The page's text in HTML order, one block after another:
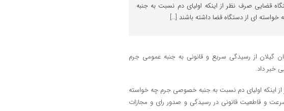
قضایی صرف نظر از اینکه اولیا‌ی دم نسبت به جنبه
ای از دستگاه قضا داشته باشند […]
گیلان از رسیدگی سریع و قانونی به جنبه عمومی جرم
خبر داد.
اینکه اولیا‌ی دم نسبت به جنبه خصوصی جرم چه خواسته
و قاطعیت قانونی در رسیدگی و صدور رای و مجازات